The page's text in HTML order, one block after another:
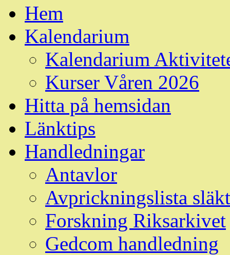
Hem
Kalendarium
Kalendarium
Kurser Våren 2026
Hitta på hemsidan
Länktips
Handledningar
Antavlor
Avprickningslista
Forskning Riksarkivet
Gedcom handledning